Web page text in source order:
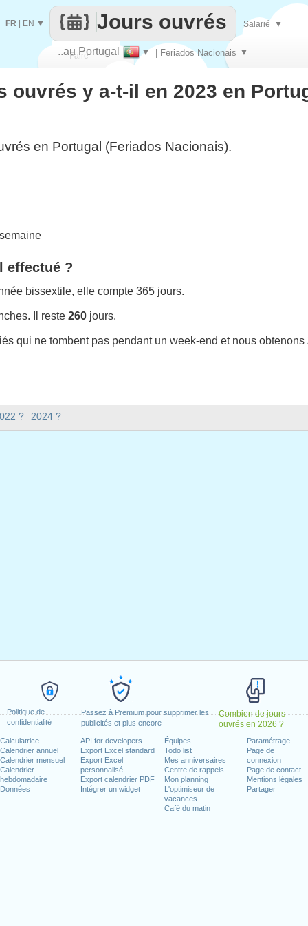
Politique de
confidentialité
Passez à Premium pour supprimer les
publicités et plus encore
Combien de jours
ouvrés en 2026 ?
Calculatrice
Calendrier annuel
Calendrier mensuel
Calendrier
hebdomadaire
Données
API for developers
Export Excel standard
Export Excel
personnalisé
Export calendrier PDF
Intégrer un widget
Équipes
Todo list
Mes anniversaires
Centre de rappels
Mon planning
L'optimiseur de
vacances
Café du matin
Paramétrage
Page de
connexion
Page de contact
Mentions légales
Partager
Faire
que
..au Portugal ▼ | Feriados Nacionais ▼
Jours ouvrés
FR EN ▼ Salarié ▼
? 2024 ?
ouvrés y a-t-il en 2023 en
en Portugal (Feriados Nacionais).
effectué ?
bissextile, elle compte 365 jours.
Il reste 260 jours.
qui ne tombent pas pendant un week-end et nous obtenons
il en 2023 en Portugal (Feriados Nacionais) ?
15 août, 2023
5 octobre, 2023
2023
: vendredi, 1 décembre, 2023
8 décembre, 2023